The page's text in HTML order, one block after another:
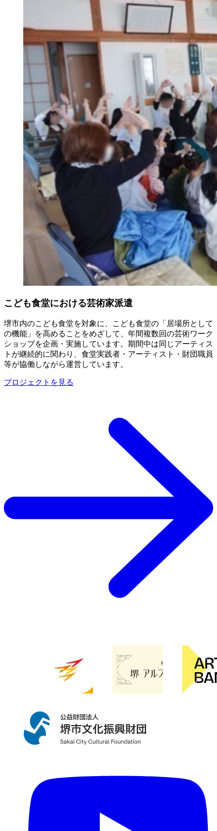
こども食堂における芸術家派遣
堺市内のこども食堂を対象に、こども食堂の「居場所として
の機能」を高めることをめざして、年間複数回の芸術ワーク
ショップを企画・実施しています。期間中は同じアーティス
トが継続的に関わり、食堂実践者・アーティスト・財団職員
等が協働しながら運営しています。
プロジェクトを見る